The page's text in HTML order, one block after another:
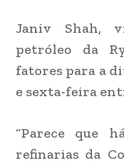
Janiv Shah,
petróleo da
fatores para a
e sexta-feira
“Parece que
refinarias da